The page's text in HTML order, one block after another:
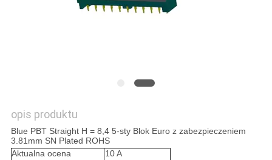
opis produktu
Blue PBT Straight H = 8,4 5-sty Blok Euro z zabezpieczeniem
3.81mm SN Plated ROHS
Aktualna ocena
10 A